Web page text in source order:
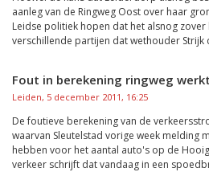
aanleg van de Ringweg Oost over haar
Leidse politiek hopen dat het alsnog zover
verschillende partijen dat wethouder
Fout in berekening ringweg
Leiden, 5 december 2011, 16:25
De foutieve berekening van de
waarvan Sleutelstad vorige week melding
hebben voor het aantal auto's op de
verkeer schrijft dat vandaag in een